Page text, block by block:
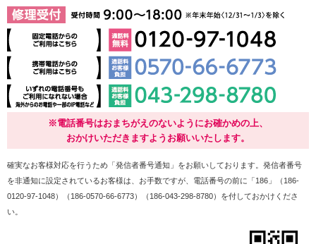
※電話番号はおまちがえのないようにお確かめの上、
おかけいただきますようお願いいたします。
確実なお客様対応を行うため「発信者番号通知」をお願いしております。発信者番号
を非通知に設定されているお客様は、お手数ですが、電話番号の前に「186」（186-
0120-97-1048）（186-0570-66-6773）（186-043-298-8780）を付しておかけくださ
い。